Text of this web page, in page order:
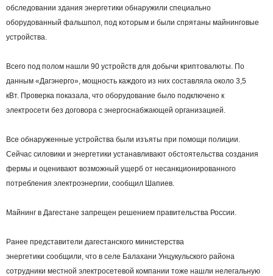
обследовании здания энергетики обнаружили специально
оборудованный фальшпол, под которым и были спрятаны майнинговые
устройства.
Всего под полом нашли 90 устройств для добычи криптовалюты. По
данным «Дагэнерго», мощность каждого из них составляла около 3,5
кВт. Проверка показала, что оборудование было подключено к
электросети без договора с энергоснабжающей организацией.
Все обнаруженные устройства были изъяты при помощи полиции.
Сейчас силовики и энергетики устанавливают обстоятельства создания
фермы и оценивают возможный ущерб от несанкционированного
потребления электроэнергии, сообщил Шапиев.
Майнинг в Дагестане запрещен решением правительства России.
Ранее представители дагестанского министерства
энергетики сообщили, что в селе Балахани Унцукульского района
сотрудники местной электросетевой компании тоже нашли нелегальную